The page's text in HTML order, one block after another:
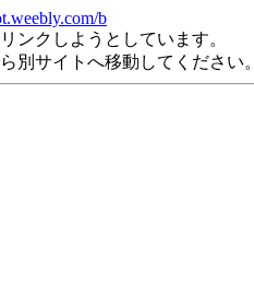
b
ンクしようとしています。
別サイトへ移動してください。